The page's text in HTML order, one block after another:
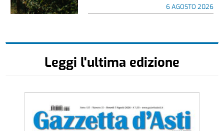
6 AGOSTO 2026
Leggi l'ultima edizione